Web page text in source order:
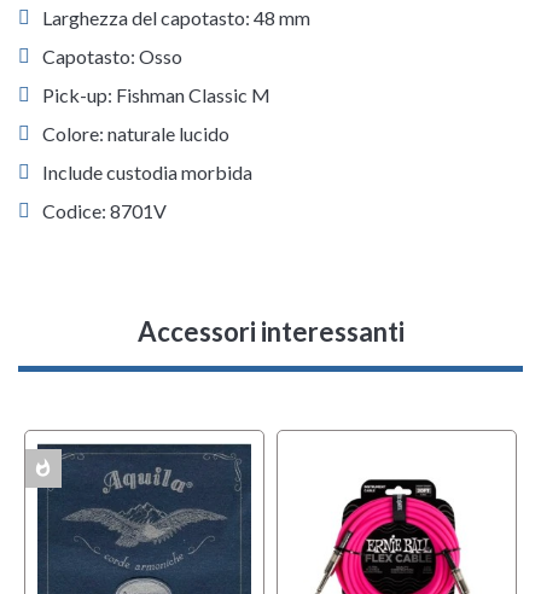
Larghezza del capotasto: 48 mm
Capotasto: Osso
Pick-up: Fishman Classic M
Colore: naturale lucido
Include custodia morbida
Codice: 8701V
Accessori interessanti
whatshot